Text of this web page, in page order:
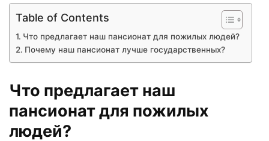
Table of Contents
Что предлагает наш пансионат для пожилых людей?
Почему наш пансионат лучше государственных?
Что предлагает наш
пансионат для пожилых
людей?